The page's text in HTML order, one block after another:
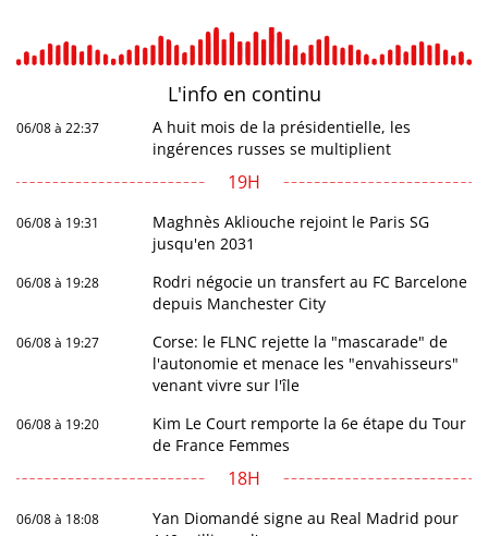
L'info en continu
06/08 à 22:37
A huit mois de la présidentielle, les
ingérences russes se multiplient
19H
06/08 à 19:31
Maghnès Akliouche rejoint le Paris SG
jusqu'en 2031
06/08 à 19:28
Rodri négocie un transfert au FC Barcelone
depuis Manchester City
06/08 à 19:27
Corse: le FLNC rejette la "mascarade" de
l'autonomie et menace les "envahisseurs"
venant vivre sur l'île
06/08 à 19:20
Kim Le Court remporte la 6e étape du Tour
de France Femmes
18H
06/08 à 18:08
Yan Diomandé signe au Real Madrid pour